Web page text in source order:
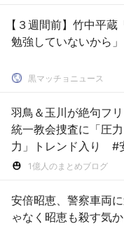
【３週間前】竹中平
勉強していないから」
黒マッチョニュース
羽鳥＆玉川が絶句フ
統一教会捜査に「圧
力」トレンド入り #
1億人のまとめブログ
安倍昭恵、警察車両
ゃなく昭恵も殺す気